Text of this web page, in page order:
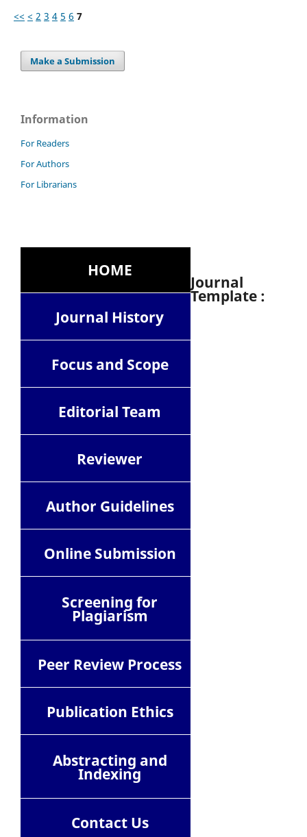
<< < 2 3 4 5 6 7
Make a Submission
Information
For Readers
For Authors
For Librarians
HOME
Journal History
Focus and Scope
Editorial Team
Reviewer
Author Guidelines
Online Submission
Screening for
Plagiarism
Peer Review Process
Publication Ethics
Abstracting and
Indexing
ContactUs
Journal
Template :